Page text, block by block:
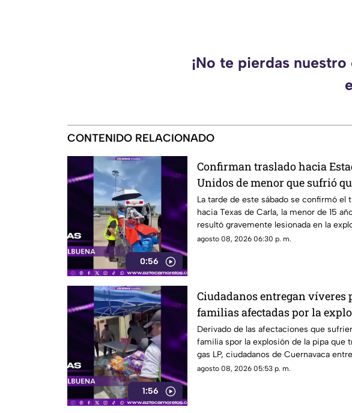
¡No te pierdas
CONTENIDO RELACIONADO
0:56
Confirman traslado hacia
Unidos de menor que sufrió
en la explosión de gas LP en
Cuernavaca
La tarde de este sábado se confirmó el
hacia Texas de Carla, la menor de 15
resultó gravemente lesionada en la
en Cuernavaca.
agosto 08, 2026 06:30 p. m.
1:56
Ciudadanos entregan víveres
familias afectadas por la
pipa en Cuernavaca
Derivado de las afectaciones que
familia spor la explosión de la pipa que
gas LP, ciudadanos de Cuernavaca
víveres en la zona.
agosto 08, 2026 05:53 p. m.